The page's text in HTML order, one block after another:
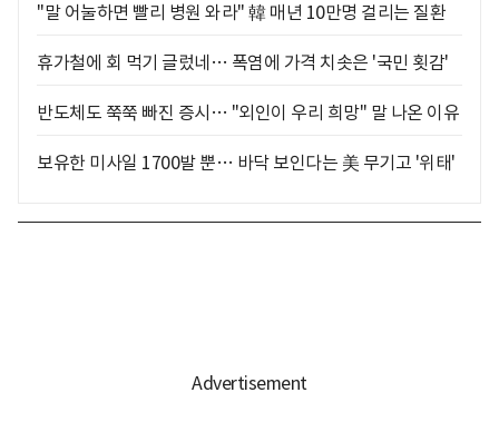
"말 어눌하면 빨리 병원 와라" 韓 매년 10만명 걸리는 질환
휴가철에 회 먹기 글렀네… 폭염에 가격 치솟은 '국민 횟감'
반도체도 쭉쭉 빠진 증시… "외인이 우리 희망" 말 나온 이유
보유한 미사일 1700발 뿐… 바닥 보인다는 美 무기고 '위태'